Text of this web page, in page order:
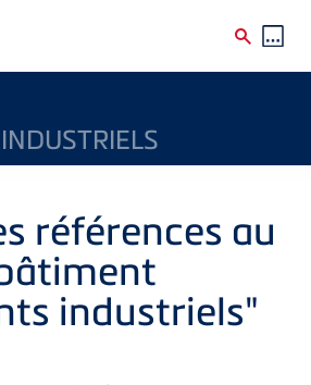
références au
industriels"